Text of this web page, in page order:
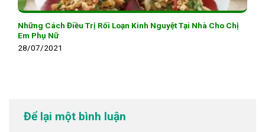
Những Cách Điều Trị Rối Loạn Kinh Nguyệt Tại Nhà Cho Chị
Em Phụ Nữ
28/07/2021
Để lại một bình luận